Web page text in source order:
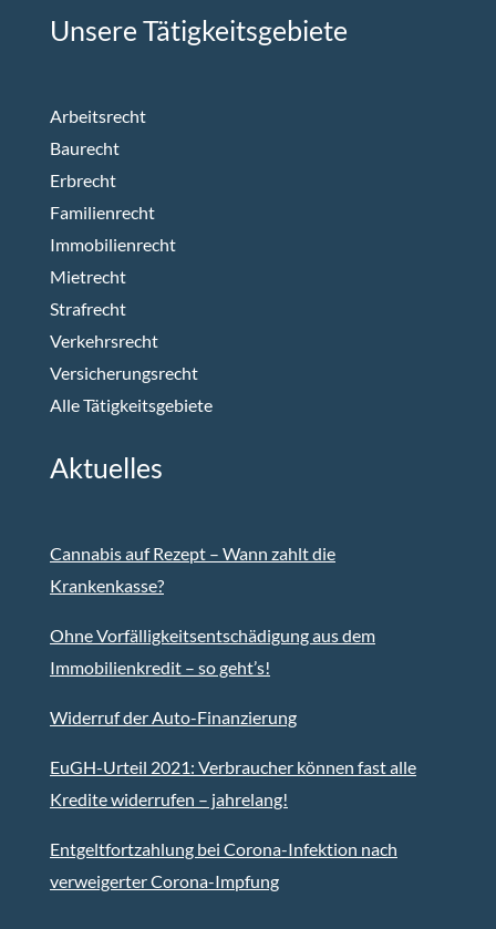
Limmer.Reutemann - Rechtsanwälte
Unsere Tätigkeitsgebiete
Arbeitsrecht
Baurecht
Erbrecht
Familienrecht
Immobilienrecht
Mietrecht
Strafrecht
Verkehrsrecht
Versicherungsrecht
Alle Tätigkeitsgebiete
Aktuelles
Cannabis auf Rezept – Wann zahlt die
Krankenkasse?
Ohne Vorfälligkeitsentschädigung aus dem
Immobilienkredit – so geht’s!
Widerruf der Auto-Finanzierung
EuGH-Urteil 2021: Verbraucher können fast alle
Kredite widerrufen – jahrelang!
Entgeltfortzahlung bei Corona-Infektion nach
verweigerter Corona-Impfung